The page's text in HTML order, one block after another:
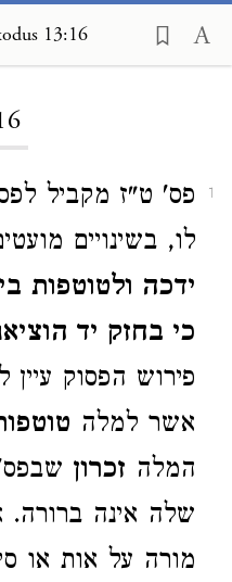
13:16
1
פס' ט"ז מקביל
לו, בשינויים
ידכה ולטוטפות
כי בחזק יד
פירוש הפסוק
אשר למלה
המלה זכרון
שלה אינה ברורה.
מורה על אות או